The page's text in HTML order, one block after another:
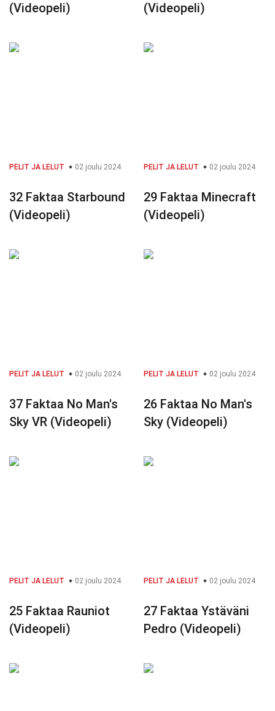
(Videopeli)
(Videopeli)
PELIT JA LELUT 02 joulu 2024
32 Faktaa Starbound
(Videopeli)
PELIT JA LELUT 02 joulu 2024
29 Faktaa Minecraft
(Videopeli)
PELIT JA LELUT 02 joulu 2024
37 Faktaa No Man's
Sky VR (Videopeli)
PELIT JA LELUT 02 joulu 2024
26 Faktaa No Man's
Sky (Videopeli)
PELIT JA LELUT 02 joulu 2024
25 Faktaa Rauniot
(Videopeli)
PELIT JA LELUT 02 joulu 2024
27 Faktaa Ystäväni
Pedro (Videopeli)